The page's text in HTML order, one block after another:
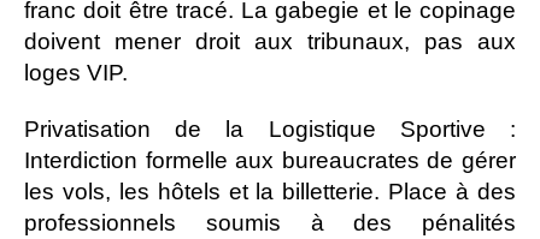
franc doit être tracé. La gabegie et le copinage
doivent mener droit aux tribunaux, pas aux
loges VIP.
Privatisation de la Logistique Sportive :
Interdiction formelle aux bureaucrates de gérer
les vols, les hôtels et la billetterie. Place à des
professionnels soumis à des pénalités